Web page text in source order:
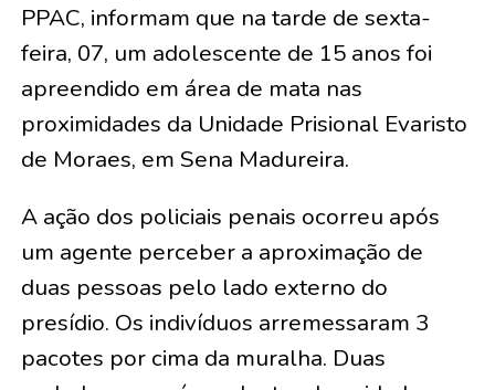
PPAC, informam que na tarde de sexta-
feira, 07, um adolescente de 15 anos foi
apreendido em área de mata nas
proximidades da Unidade Prisional Evaristo
de Moraes, em Sena Madureira.
A ação dos policiais penais ocorreu após
um agente perceber a aproximação de
duas pessoas pelo lado externo do
presídio. Os indivíduos arremessaram 3
pacotes por cima da muralha. Duas